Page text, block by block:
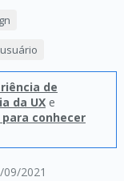
2021
de
da UXe
conhecer